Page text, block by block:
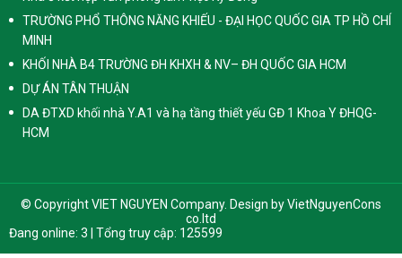
TRƯỜNG PHỔ THÔNG NĂNG KHIẾU - ĐẠI HỌC QUỐC GIA TP HỒ CHÍ
MINH
KHỐI NHÀ B4 TRƯỜNG ĐH KHXH & NV– ĐH QUỐC GIA HCM
DỰ ÁN TÂN THUẬN
DA ĐTXD khối nhà Y.A1 và hạ tầng thiết yếu GĐ 1 Khoa Y ĐHQG-
HCM
© Copyright VIET NGUYEN Company. Design byVietNguyenCons
co.ltd
Đang online: 3 | Tổng truy cập: 125599